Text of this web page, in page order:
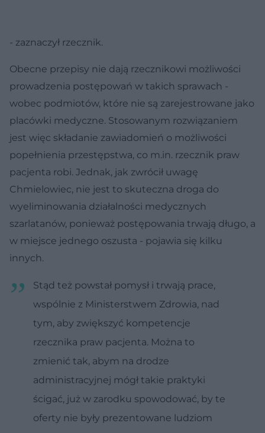
- zaznaczył rzecznik.
Obecne przepisy nie dają rzecznikowi możliwości
prowadzenia postępowań w takich sprawach -
wobec podmiotów, które nie są zarejestrowane jako
placówki medyczne. Stosowanym rozwiązaniem
jest więc składanie zawiadomień o możliwości
popełnienia przestępstwa, co m.in. rzecznik praw
pacjenta robi. Jednak, jak zwrócił uwagę
Chmielowiec, nie jest to skuteczna droga do
wyeliminowania działalności medycznych
szarlatanów, ponieważ postępowania trwają długo, a
w miejsce jednego oszusta - pojawia się kilku
innych.
Stąd też powstał pomysł i trwają prace,
wspólnie z Ministerstwem Zdrowia, nad
tym, aby zwiększyć kompetencje
rzecznika praw pacjenta. Można to
zmienić tak, abym na drodze
administracyjnej mógł takie praktyki
ścigać, już w zarodku spowodować, by te
oferty nie były prezentowane ludziom